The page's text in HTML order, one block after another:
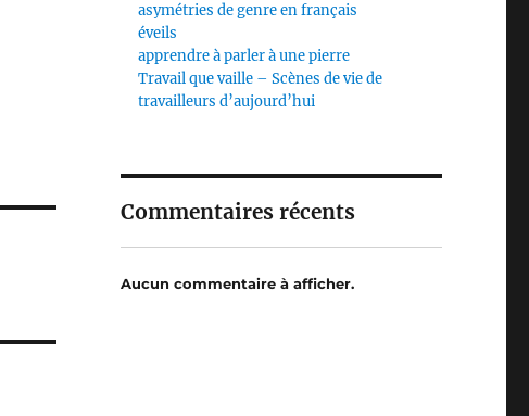
asymétries de genre en français
éveils
apprendre à parler à une pierre
Travail que vaille – Scènes de vie de
travailleurs d’aujourd’hui
Commentaires récents
Aucun commentaire à afficher.